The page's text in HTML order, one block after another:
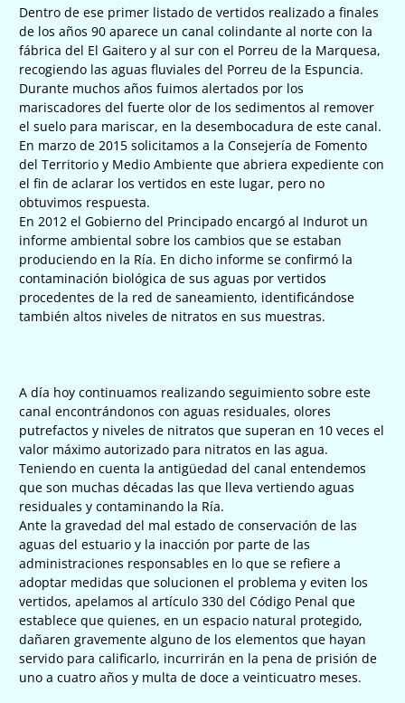
Dentro de ese primer listado de vertidos realizado a finales
de los años 90 aparece un canal colindante al norte con la
fábrica del El Gaitero y al sur con el Porreu de la Marquesa,
recogiendo las aguas fluviales del Porreu de la Espuncia.
Durante muchos años fuimos alertados por los
mariscadores del fuerte olor de los sedimentos al remover
el suelo para mariscar, en la desembocadura de este canal.
En marzo de 2015 solicitamos a la Consejería de Fomento
del Territorio y Medio Ambiente que abriera expediente con
el fin de aclarar los vertidos en este lugar, pero no
obtuvimos respuesta.
En 2012 el Gobierno del Principado encargó al Indurot un
informe ambiental sobre los cambios que se estaban
produciendo en la Ría. En dicho informe se confirmó la
contaminación biológica de sus aguas por vertidos
procedentes de la red de saneamiento, identificándose
también altos niveles de nitratos en sus muestras.
A día hoy continuamos realizando seguimiento sobre este
canal encontrándonos con aguas residuales, olores
putrefactos y niveles de nitratos que superan en 10 veces el
valor máximo autorizado para nitratos en las agua.
Teniendo en cuenta la antigüedad del canal entendemos
que son muchas décadas las que lleva vertiendo aguas
residuales y contaminando la Ría.
Ante la gravedad del mal estado de conservación de las
aguas del estuario y la inacción por parte de las
administraciones responsables en lo que se refiere a
adoptar medidas que solucionen el problema y eviten los
vertidos, apelamos al artículo 330 del Código Penal que
establece que quienes, en un espacio natural protegido,
dañaren gravemente alguno de los elementos que hayan
servido para calificarlo, incurrirán en la pena de prisión de
uno a cuatro años y multa de doce a veinticuatro meses.